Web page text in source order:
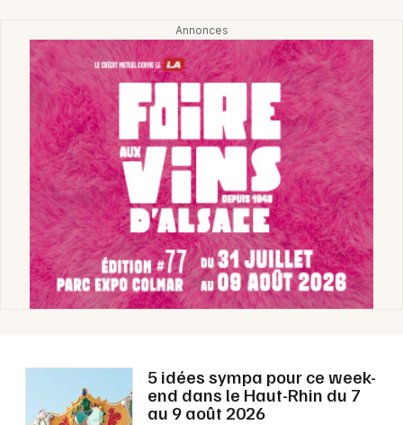
5 idées sympa pour ce week-
end dans le Haut-Rhin du 7
au 9 août 2026